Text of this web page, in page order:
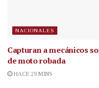
NACIONALES
Capturan a mecánicos
de moto robada
HACE 29 MINS